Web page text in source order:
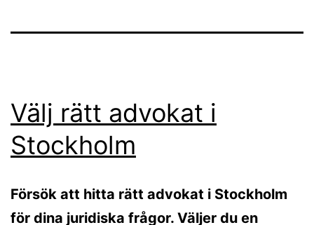
Välj rätt advokat i
Stockholm
Försök att hitta rätt advokat i Stockholm
för dina juridiska frågor. Väljer du en